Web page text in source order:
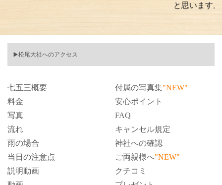
と思います。
▶️松尾大社へのアクセス
七五三概要
料金
写真
流れ
雨の場合
当日の注意点
説明動画
付属の写真集"NEW"
安心ポイント
FAQ
キャンセル規定
神社への確認
ご両親様へ"NEW"
クチコミ